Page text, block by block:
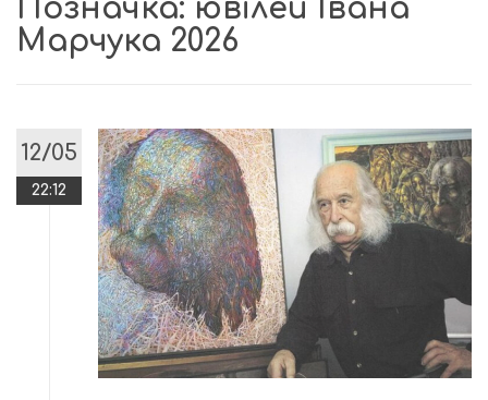
Позначка: ювілей Івана
Марчука 2026
12/05
22:12